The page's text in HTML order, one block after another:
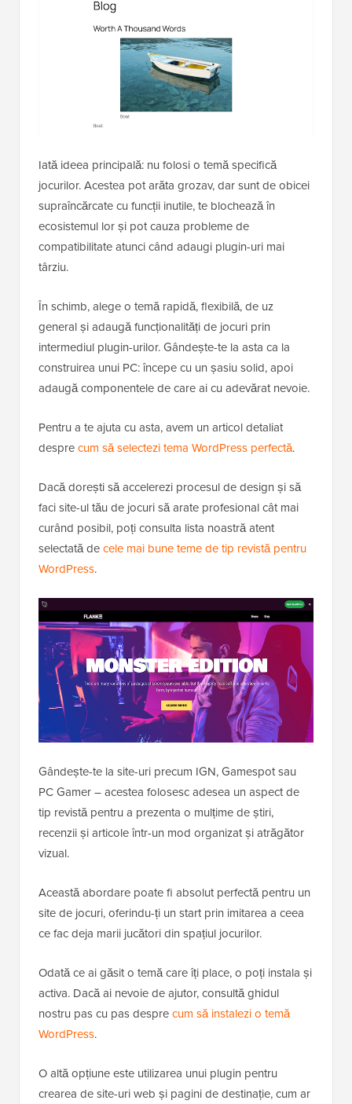
Iată ideea principală: nu folosi o temă specifică
jocurilor. Acestea pot arăta grozav, dar sunt de obicei
supraîncărcate cu funcții inutile, te blochează în
ecosistemul lor și pot cauza probleme de
compatibilitate atunci când adaugi plugin-uri mai
târziu.
În schimb, alege o temă rapidă, flexibilă, de uz
general și adaugă funcționalități de jocuri prin
intermediul plugin-urilor. Gândește-te la asta ca la
construirea unui PC: începe cu un șasiu solid, apoi
adaugă componentele de care ai cu adevărat nevoie.
Pentru a te ajuta cu asta, avem un articol detaliat
desprecum să selectezi tema WordPress perfectă.
Dacă dorești să accelerezi procesul de design și să
faci site-ul tău de jocuri să arate profesional cât mai
curând posibil, poți consulta lista noastră atent
selectată decele mai bune teme de tip revistă pentru
WordPress.
Gândește-te la site-uri precum IGN, Gamespot sau
PC Gamer – acestea folosesc adesea un aspect de
tip revistă pentru a prezenta o mulțime de știri,
recenzii și articole într-un mod organizat și atrăgător
vizual.
Această abordare poate fi absolut perfectă pentru un
site de jocuri, oferindu-ți un start prin imitarea a ceea
ce fac deja marii jucători din spațiul jocurilor.
Odată ce ai găsit o temă care îți place, o poți instala și
activa. Dacă ai nevoie de ajutor, consultă ghidul
nostru pas cu pas desprecum să instalezi o temă
WordPress.
O altă opțiune este utilizarea unui plugin pentru
crearea de site-uri web și pagini de destinație, cum ar